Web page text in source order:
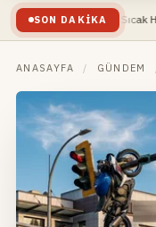
SON DAKIKA
Yaylaları Sıcak Havalarda
ANASAYFA / GÜNDEM